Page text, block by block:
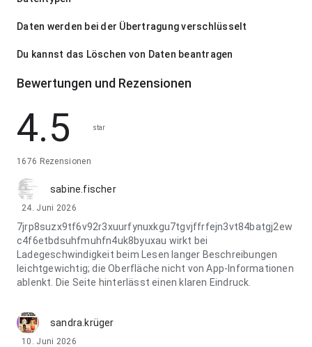
Daten werden bei der Übertragung verschlüsselt
Du kannst das Löschen von Daten beantragen
Bewertungen und Rezensionen
4.5 star
1676 Rezensionen
sabine.fischer
24. Juni 2026
7jrp8suzx9tf6v92r3xuurfynuxkgu7tgvjffrfejn3vt84batgj2ew
c4f6etbdsuhfmuhfn4uk8byuxau wirkt bei
Ladegeschwindigkeit beim Lesen langer Beschreibungen
leichtgewichtig; die Oberfläche nicht von App-Informationen
ablenkt. Die Seite hinterlässt einen klaren Eindruck.
sandra.krüger
10. Juni 2026